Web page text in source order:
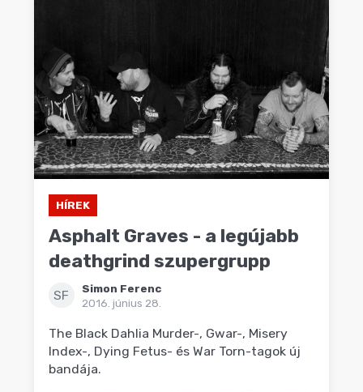
HÍREK
Asphalt Graves - a legújabb
deathgrind szupergrupp
SF
Simon Ferenc
2016. június 28.
The Black Dahlia Murder-, Gwar-, Misery
Index-, Dying Fetus- és War Torn-tagok új
bandája.